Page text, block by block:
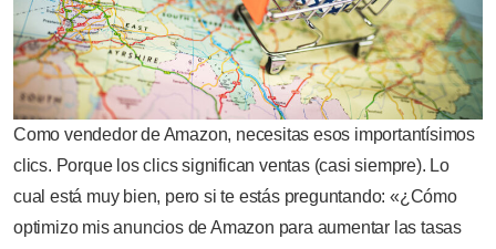
Como vendedor de Amazon, necesitas esos importantísimos
clics. Porque los clics significan ventas (casi siempre). Lo
cual está muy bien, pero si te estás preguntando: «¿Cómo
optimizo mis anuncios de Amazon para aumentar las tasas